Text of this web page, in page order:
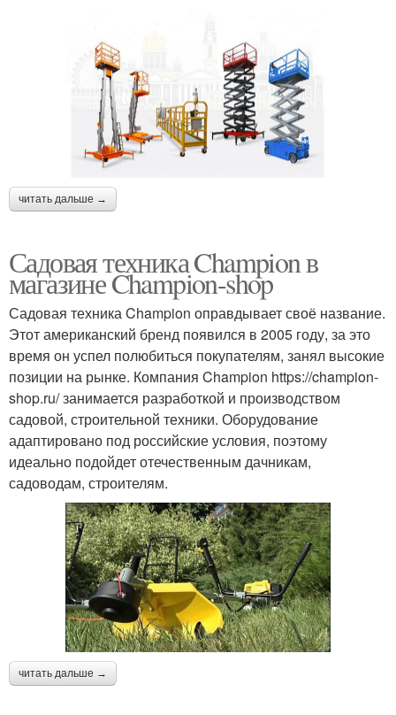
читать дальше →
Садовая техника Champion в
магазине Champion-shop
Садовая техника Champion оправдывает своё название.
Этот американский бренд появился в 2005 году, за это
время он успел полюбиться покупателям, занял высокие
позиции на рынке. Компания Champion https://champion-
shop.ru/ занимается разработкой и производством
садовой, строительной техники. Оборудование
адаптировано под российские условия, поэтому
идеально подойдет отечественным дачникам,
садоводам, строителям.
читать дальше →